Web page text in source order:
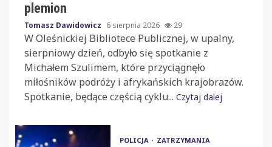
plemion
Tomasz Dawidowicz 6 sierpnia 2026 29
W Oleśnickiej Bibliotece Publicznej, w upalny,
sierpniowy dzień, odbyło się spotkanie z
Michałem Szulimem, które przyciągnęło
miłośników podróży i afrykańskich krajobrazów.
Spotkanie, będące częścią cyklu... Czytaj dalej
POLICJA ZATRZYMANIA